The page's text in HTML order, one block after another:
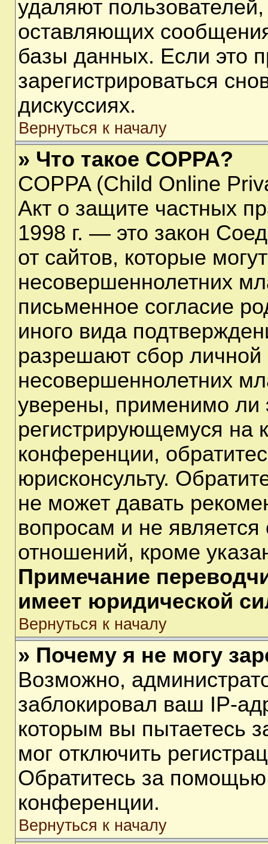
удаляют
оставляющих
базы данных. Если это
зарегистрироваться
дискуссиях.
Вернуться к началу
» Что такое COPPA?
COPPA (Child Online
Акт о защите частных
1998 г. — это закон
от сайтов, которые
несовершеннолетних
письменное согласие
иного вида
разрешают сбор
несовершеннолетних
уверены, применимо ли
регистрирующемуся на
конференции,
юрисконсульту.
не может давать
вопросам и не
отношений, кроме
Примечание
имеет юридической
Вернуться к началу
» Почему я не могу
Возможно,
заблокировал ваш IP-
которым вы пытаетесь
мог отключить
Обратитесь за помощью
конференции.
Вернуться к началу